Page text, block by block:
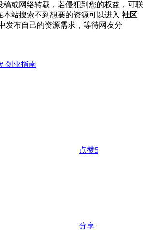
稿或网络转载，若侵犯到您的权益，可联
本站搜索不到想要的资源可以进入 社区
发布自己的资源需求，等待网友分
# 创业指南
点赞5
分享